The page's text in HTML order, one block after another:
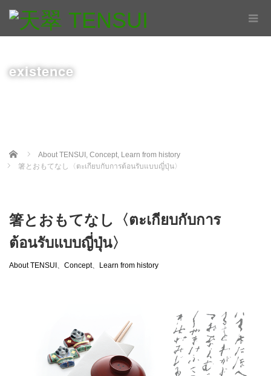
existence
Home About TENSUI , Concept, Learn from history
箸とおもてなし〈ตะเกียบกับการต้อนรับแบบญี่ปุ่น〉
箸とおもてなし〈ตะเกียบกับการ
ต้อนรับแบบญี่ปุ่น〉
About TENSUI 、 Concept、 Learn from history